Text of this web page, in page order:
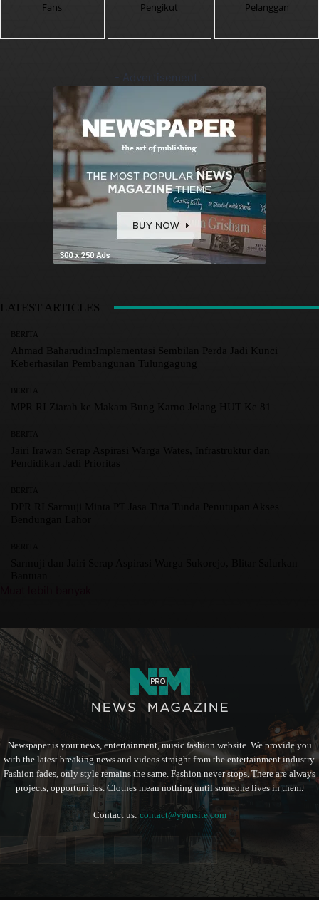
Fans Pengikut Pelanggan
- Advertisement -
LATEST ARTICLES
BERITA
Ahmad Baharudin:Implementasi Sembilan Perda Jadi Kunci
Keberhasilan Pembangunan Tulungagung
BERITA
MPR RI Ziarah ke Makam Bung Karno Jelang HUT Ke 81
Newspaper is your news, entertainment, music fashion website. We provide you
with the latest breaking news and videos straight from the entertainment industry.
Fashion fades, only style remains the same. Fashion never stops. There are always
projects, opportunities. Clothes mean nothing until someone lives in them.
Contact us: contact@yoursite.com